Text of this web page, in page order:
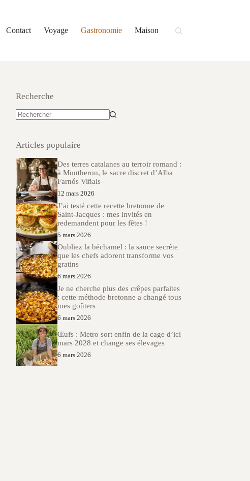
Contact Voyage Gastronomie Maison
Recherche
Articles populaire
Des terres catalanes au terroir romand :
à Montheron, le sacre discret d’Alba
Farnós Viñals
12 mars 2026
J’ai testé cette recette bretonne de
Saint-Jacques : mes invités en
redemandent pour les fêtes !
5 mars 2026
Oubliez la béchamel : la sauce secrète
que les chefs adorent transforme vos
gratins
6 mars 2026
Je ne cherche plus des crêpes parfaites
: cette méthode bretonne a changé tous
mes goûters
6 mars 2026
Œufs : Metro sort enfin de la cage d’ici
mars 2028 et change ses élevages
6 mars 2026